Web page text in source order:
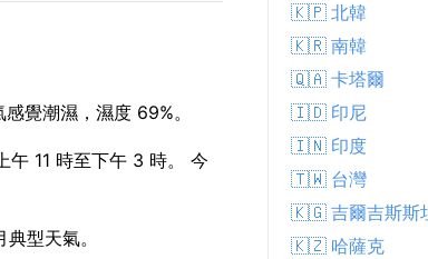
覺潮濕，濕度 69%。
11 時至下午 3 時。 今
型天氣。
🇰🇵 北韓
🇰🇷 南韓
🇶🇦 卡塔爾
🇮🇩 印尼
🇮🇳 印度
🇹🇼 台灣
🇰🇬 吉爾吉斯斯
🇰🇿 哈薩克